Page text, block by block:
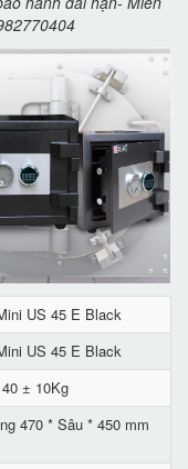
US 45 E Black
US 45 E Black
± 10Kg
470 * Sâu * 450 mm